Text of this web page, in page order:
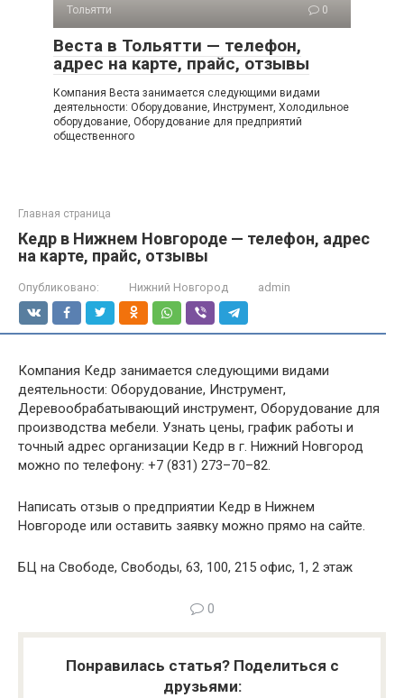
Тольятти 0
Веста в Тольятти — телефон,
адрес на карте, прайс, отзывы
Компания Веста занимается следующими видами
деятельности: Оборудование, Инструмент, Холодильное
оборудование, Оборудование для предприятий
общественного
Главная страница
Кедр в Нижнем Новгороде — телефон, адрес
на карте, прайс, отзывы
Опубликовано: Нижний Новгород admin
Компания Кедр занимается следующими видами
деятельности: Оборудование, Инструмент,
Деревообрабатывающий инструмент, Оборудование для
производства мебели. Узнать цены, график работы и
точный адрес организации Кедр в г. Нижний Новгород
можно по телефону: +7 (831) 273–70–82.
Написать отзыв о предприятии Кедр в Нижнем
Новгороде или оставить заявку можно прямо на сайте.
БЦ на Свободе, Свободы, 63, 100, 215 офис, 1, 2 этаж
0
Понравилась статья? Поделиться с
друзьями: